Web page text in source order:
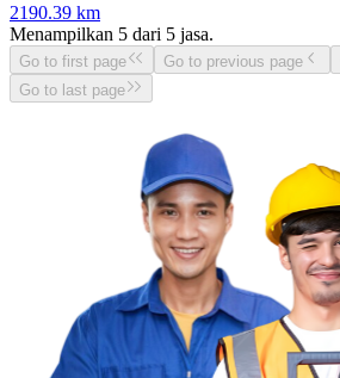
2190.39 km
Menampilkan 5 dari 5 jasa.
Go to first page Go to previous page
Go to last page